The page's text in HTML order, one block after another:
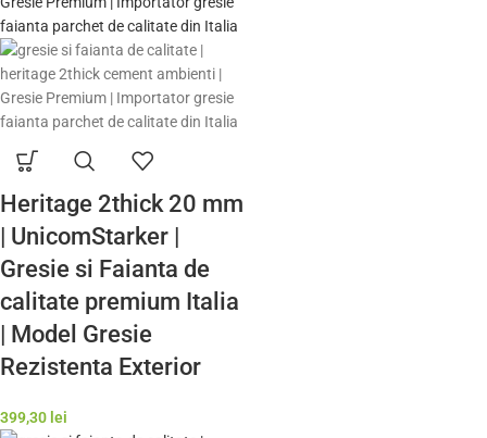
Heritage 2thick 20 mm
| UnicomStarker |
Gresie si Faianta de
calitate premium Italia
| Model Gresie
Rezistenta Exterior
399,30 lei